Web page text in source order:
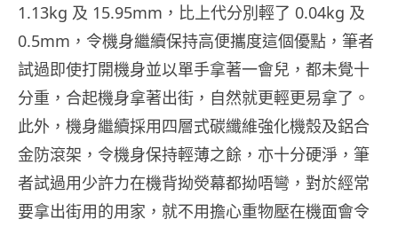
1.13kg 及 15.95mm，比上代分別輕了 0.04kg 及
0.5mm，令機身繼續保持高便攜度這個優點，筆者
試過即使打開機身並以單手拿著一會兒，都未覺十
分重，合起機身拿著出街，自然就更輕更易拿了。
此外，機身繼續採用四層式碳纖維強化機殼及鋁合
金防滾架，令機身保持輕薄之餘，亦十分硬淨，筆
者試過用少許力在機背拗熒幕都拗唔彎，對於經常
要拿出街用的用家，就不用擔心重物壓在機面會令